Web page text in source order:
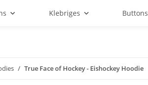
Klebriges Buttons
True Face of Hockey - Eishockey Hoodie